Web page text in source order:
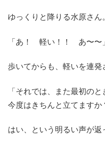
ゆっくりと降りる水原さん
「あ！ 軽い！！ あ〜〜
歩いてからも、軽いを連発
「それでは、また最初の
今度はきちんと立てますか
はい、という明るい声が返